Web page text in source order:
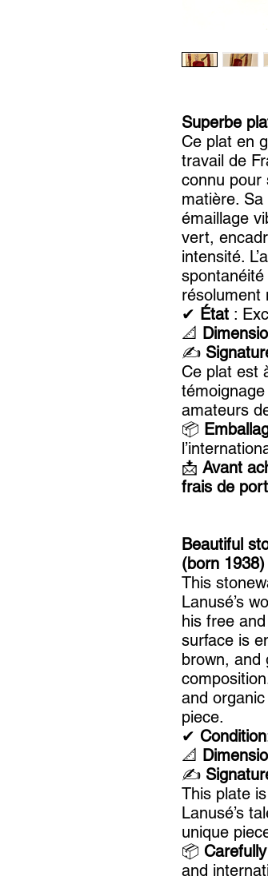
Superbe
Ce plat en
travail de
connu pour
matière.
émaillage
vert,
intensité.
résolument
✔ État :
📐
✍
Ce plat est
amateurs
📦
📩 Avant
frais de
Beautiful
(born 1938)
This
Lanusé’s
his free
surface is
brown, and
and
piece.
✔ Condition
📐
✍
This plate
Lanusé’s
unique
📦
and